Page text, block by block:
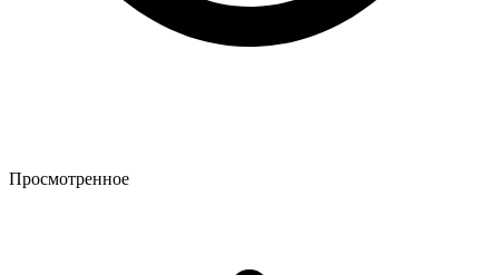
Просмотренное